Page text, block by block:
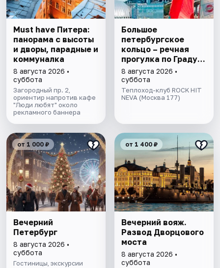
Must have Питера:
панорама с высоты
и дворы, парадные и
коммуналка
8 августа 2026 •
суббота
Загородный пр. 2,
ориентир напротив кафе
"Люди любят" около
рекламного баннера
Большое
петербургское
кольцо – речная
прогулка пo Граду
на Неве с
авторской
экскурсией и живой
музыкой в тёплом
8 августа 2026 •
суббота
Теплоход-клуб ROCK HIT
NEVA (Москва 177)
от 1 000 ₽
Вечерний
Петербург
8 августа 2026 •
суббота
Гостиницы, экскурсии
от 1 400 ₽
Вечерний вояж.
Развод Дворцового
моста
8 августа 2026 •
суббота